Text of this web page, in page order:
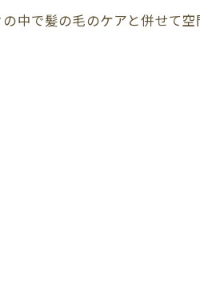
中で髪の毛のケアと併せて空